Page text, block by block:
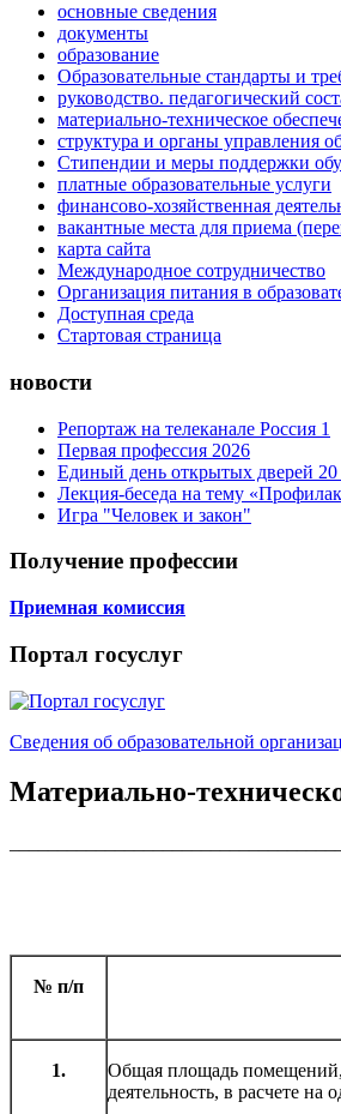
основные сведения
документы
образование
Образовательные стандарты и
руководство. педагогический
материально-техническое
структура и органы управления
Стипендии и меры поддержки
платные образовательные услуги
финансово-хозяйственная
вакантные места для приема
карта сайта
Международное сотрудничество
Организация питания в
Доступная среда
Стартовая страница
новости
Репортаж на телеканале Россия 1
Первая профессия 2026
Единый день открытых дверей 20
Лекция-беседа на тему
Игра "Человек и закон"
Получение профессии
Приемная комиссия
Портал госуслуг
Сведения об образовательной
Материально-
№ п/п
1.
Общая площадь помещений,
деятельность, в расчете на